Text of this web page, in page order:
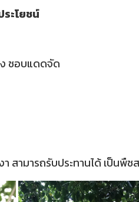
ระโยชน์
ชอบแดดจัด
สามารถรับประทานได้ เป็นพื